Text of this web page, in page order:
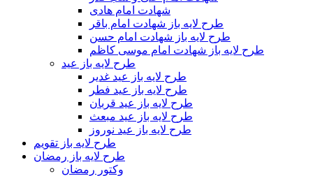
شهادت امام هادی
طرح لایه باز شهادت امام باقر
طرح لایه باز شهادت امام حسن
طرح لایه باز شهادت امام موسی کاظم
طرح لایه باز عید
طرح لایه باز عید غدیر
طرح لایه باز عید فطر
طرح لایه باز عید قربان
طرح لایه باز عید مبعث
طرح لایه باز عید نوروز
طرح لایه باز تقویم
طرح لایه باز رمضان
وکتور رمضان